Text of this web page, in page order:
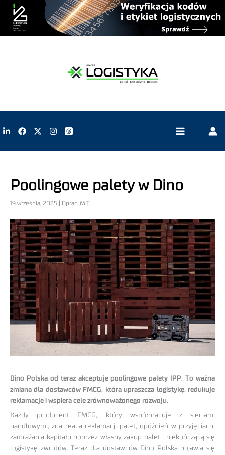
Poolingowe palety w Dino
19 września, 2025 | Oprac. M.T.
Dino Polska od teraz akceptuje poolingowe palety IPP. To ważna
zmiana dla dostawców FMCG, która upraszcza logistykę, redukuje
reklamacje i wspiera cele zrównoważonego rozwoju.
Każdy producent FMCG, który współpracuje z sieciami
handlowymi, zna realia reklamacji palet, opóźnień w przyjęciach,
zamrażania kapitału poprzez własny zakup palet i niekończącą się
logistykę zwrotów. Teraz dla dostawców Dino Polska pojawia się